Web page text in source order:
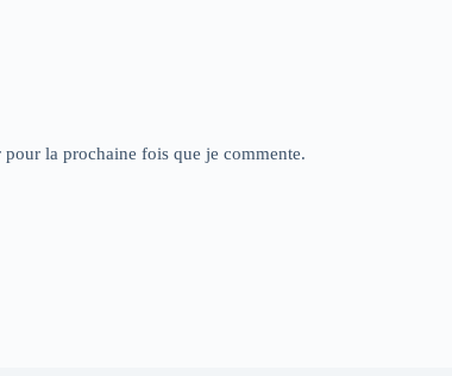
la prochaine fois que je commente.